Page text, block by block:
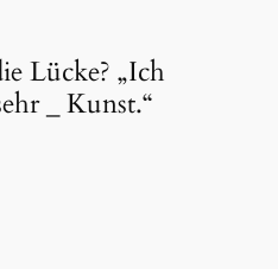
Lücke? „Ich
Kunst.“